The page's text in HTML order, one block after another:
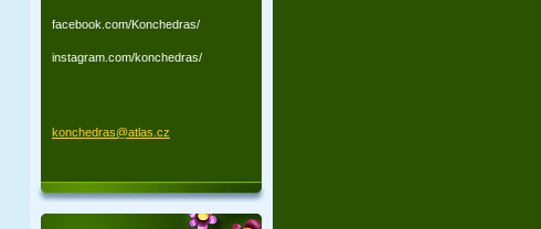
facebook.com/Konchedras/
instagram.com/konchedras/
konchedras@atlas .cz